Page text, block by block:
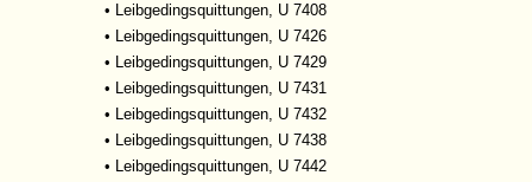
• Leibgedingsquittungen, U 7408
• Leibgedingsquittungen, U 7426
• Leibgedingsquittungen, U 7429
• Leibgedingsquittungen, U 7431
• Leibgedingsquittungen, U 7432
• Leibgedingsquittungen, U 7438
• Leibgedingsquittungen, U 7442